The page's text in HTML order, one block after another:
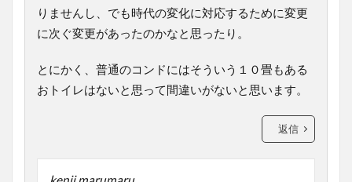
りませんし、でも時代の変化に対応するために変更
に次ぐ変更があったのかなと思ったり。
とにかく、普通のコンドにはそういう１０畳もある
おトイレはないと思って間違いがないと思います。
返信